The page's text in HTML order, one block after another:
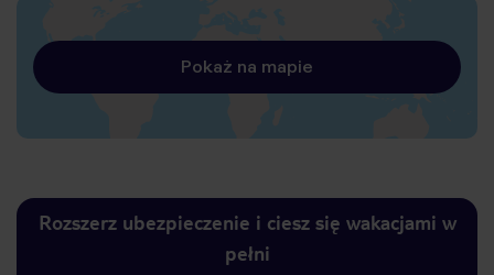
Pokaż na mapie
Rozszerz ubezpieczenie i ciesz się wakacjami w
pełni